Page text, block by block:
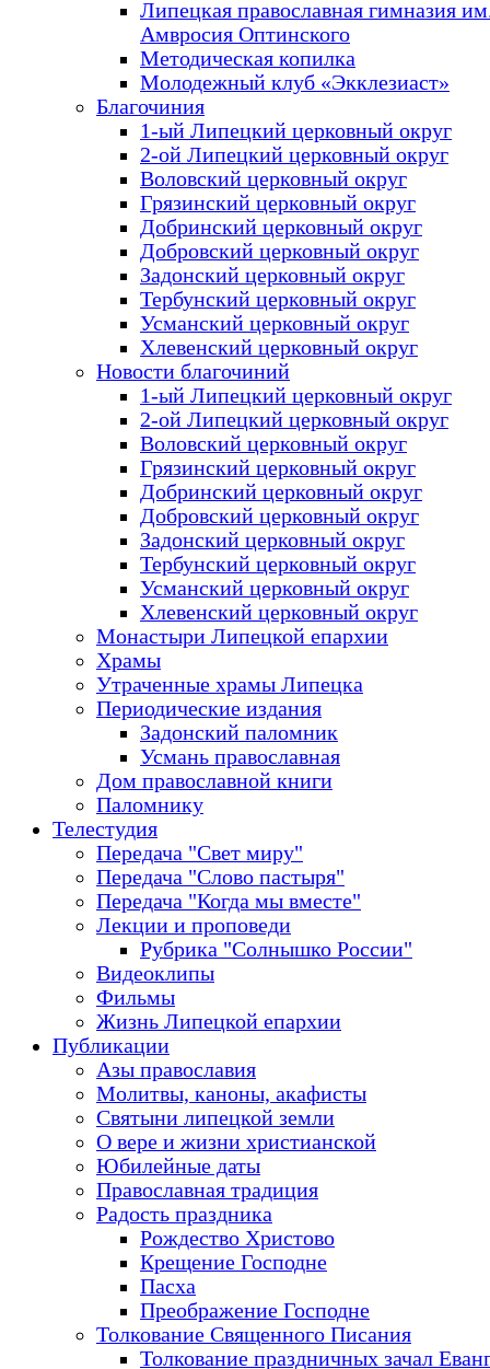
Липецкая православная гимназия
Амвросия Оптинского
Методическая копилка
Молодежный клуб «Экклезиаст»
Благочиния
1-ый Липецкий церковный округ
2-ой Липецкий церковный округ
Воловский церковный округ
Грязинский церковный округ
Добринский церковный округ
Добровский церковный округ
Задонский церковный округ
Тербунский церковный округ
Усманский церковный округ
Хлевенский церковный округ
Новости благочиний
1-ый Липецкий церковный округ
2-ой Липецкий церковный округ
Воловский церковный округ
Грязинский церковный округ
Добринский церковный округ
Добровский церковный округ
Задонский церковный округ
Тербунский церковный округ
Усманский церковный округ
Хлевенский церковный округ
Монастыри Липецкой епархии
Храмы
Утраченные храмы Липецка
Периодические издания
Задонский паломник
Усмань православная
Дом православной книги
Паломнику
Телестудия
Передача "Свет миру"
Передача "Слово пастыря"
Передача "Когда мы вместе"
Лекции и проповеди
Рубрика "Солнышко России"
Видеоклипы
Фильмы
Жизнь Липецкой епархии
Публикации
Азы православия
Молитвы, каноны, акафисты
Святыни липецкой земли
О вере и жизни христианской
Юбилейные даты
Православная традиция
Радость праздника
Рождество Христово
Крещение Господне
Пасха
Преображение Господне
Толкование Священного Писания
Толкование праздничных зачал